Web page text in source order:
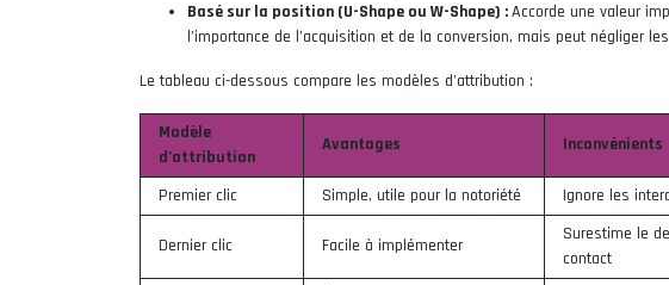
Basé sur la position (U-Shape ou W-Shape) :Accorde une valeur
l’importance de l’acquisition et de la conversion, mais peut négliger
Le tableau ci-dessous compare les modèles d’attribution :
Modèle
d’attribution
Avantages Inconvénients
Premier clic Simple, utile pour la notoriété Ignore les
Dernier clic Facile à implémenter
Surestime le
contact